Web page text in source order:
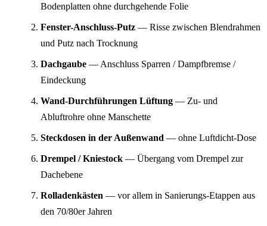
Bodenplatten ohne durchgehende Folie
Fenster-Anschluss-Putz — Risse zwischen Blendrahmen
und Putz nach Trocknung
Dachgaube — Anschluss Sparren / Dampfbremse /
Eindeckung
Wand-Durchführungen Lüftung — Zu- und
Abluftrohre ohne Manschette
Steckdosen in der Außenwand — ohne Luftdicht-Dose
Drempel / Kniestock — Übergang vom Drempel zur
Dachebene
Rolladenkästen — vor allem in Sanierungs-Etappen aus
den 70/80er Jahren